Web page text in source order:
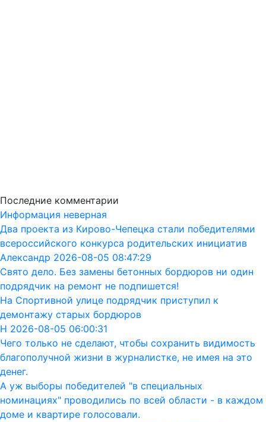
Последние комментарии
Информация неверная
Два проекта из Кирово-Чепецка стали победителями
всероссийского конкурса родительских инициатив
Александр 2026-08-05 08:47:29
Свято дело. Без замены бетонных бордюров ни один
подрядчик на ремонт не подпишется!
На Спортивной улице подрядчик приступил к
демонтажу старых бордюров
Н 2026-08-05 06:00:31
Чего только не сделают, чтобы сохранить видимость
благополучной жизни в журналистке, не имея на это
денег.
А уж выборы победителей "в специальных
номинациях" проводились по всей области - в каждом
доме и квартире голосовали.